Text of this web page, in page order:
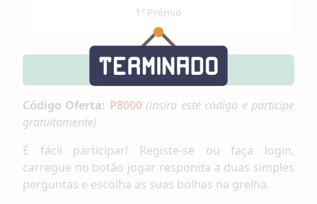
1º Prémio
Participar
Código Oferta: P8000 (insira este código e participe
gratuitamente)
É fácil participar! Registe-se ou faça login,
carregue no botão jogar responda a duas simples
perguntas e escolha as suas bolhas na grelha.